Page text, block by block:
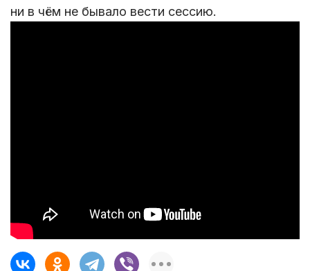
ни в чём не бывало вести сессию.